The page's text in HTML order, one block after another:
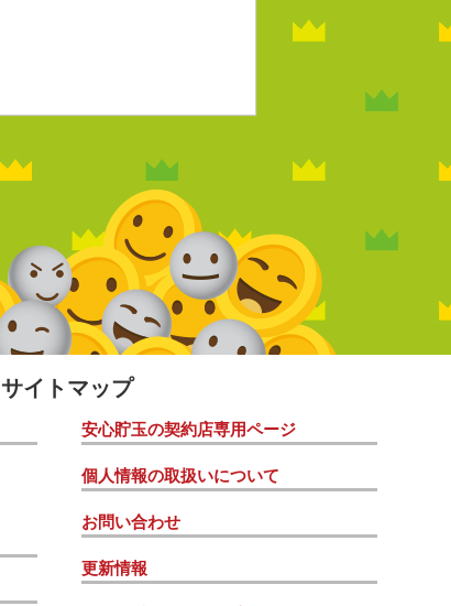
サイトマップ
安心貯玉の契約店専用ページ
個人情報の取扱いについて
お問い合わせ
更新情報